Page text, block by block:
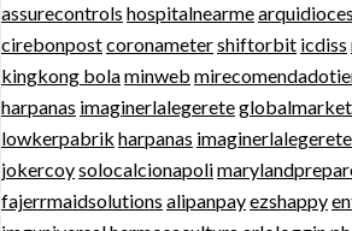
assurecontrols hospitalnearme
cirebonpostcoronametershiftorbit icdiss
kingkong bolaminweb
harpanas imaginerlalegerete
lowkerpabrik harpanas imaginerlalegerete
jokercoysolocalcionapoli
fajerrmaidsolutions alipanpayezshappy